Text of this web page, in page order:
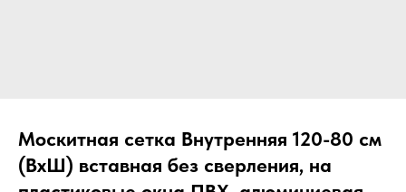
Москитная сетка Внутренняя 120-80 см
(ВхШ) вставная без сверления, на